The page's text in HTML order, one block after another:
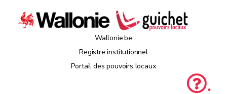
Wallonie.be
Registre institutionnel
Portail des pouvoirs locaux
.